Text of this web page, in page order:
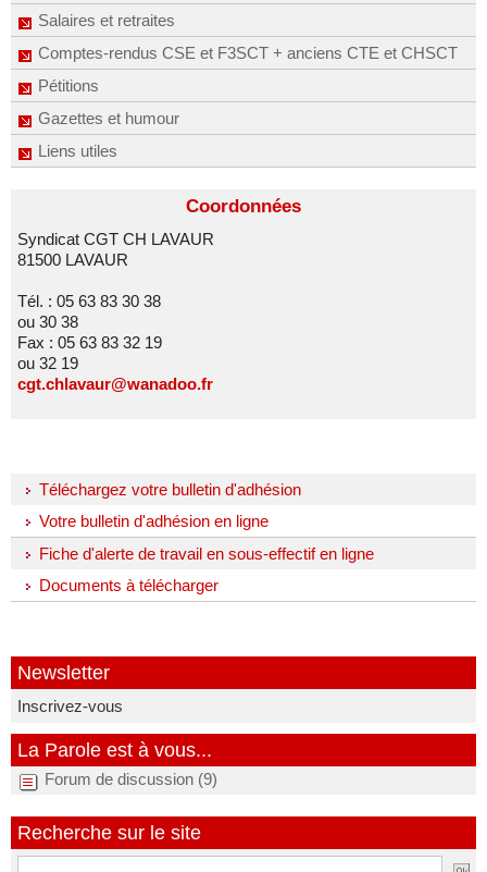
Salaires et retraites
Comptes-rendus CSE et F3SCT + anciens CTE et CHSCT
Pétitions
Gazettes et humour
Liens utiles
Coordonnées
Syndicat CGT CH LAVAUR
81500 LAVAUR
Tél. : 05 63 83 30 38
ou 30 38
Fax : 05 63 83 32 19
ou 32 19
cgt.chlavaur@wanadoo.fr
Téléchargez votre bulletin d'adhésion
Votre bulletin d'adhésion en ligne
Fiche d'alerte de travail en sous-effectif en ligne
Documents à télécharger
Newsletter
Inscrivez-vous
La Parole est à vous...
Forum de discussion (9)
Recherche sur le site